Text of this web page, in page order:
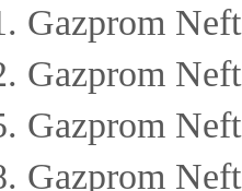
Gazprom
Gazprom
Gazprom
Gazprom